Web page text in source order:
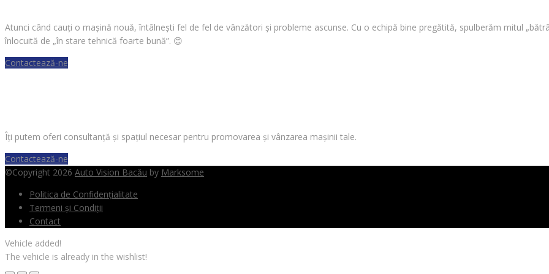
Atunci când cauți o mașină nouă, întâlnești fel de fel de vânzători și probleme ascunse. Cu o echipă bine pregătită, spulberăm mitul
înlocuită de „în stare tehnică foarte bună”. 😊
Contactează-ne
Îți putem oferi consultanță și spațiul necesar pentru promovarea și vânzarea mașinii tale.
Contactează-ne
©Copyright 2026 Auto Vision Bacău by Marksome
Politica de Confidențialitate
Termeni și Condiții
Contact
Vehicle added!
The vehicle is already in the wishlist!